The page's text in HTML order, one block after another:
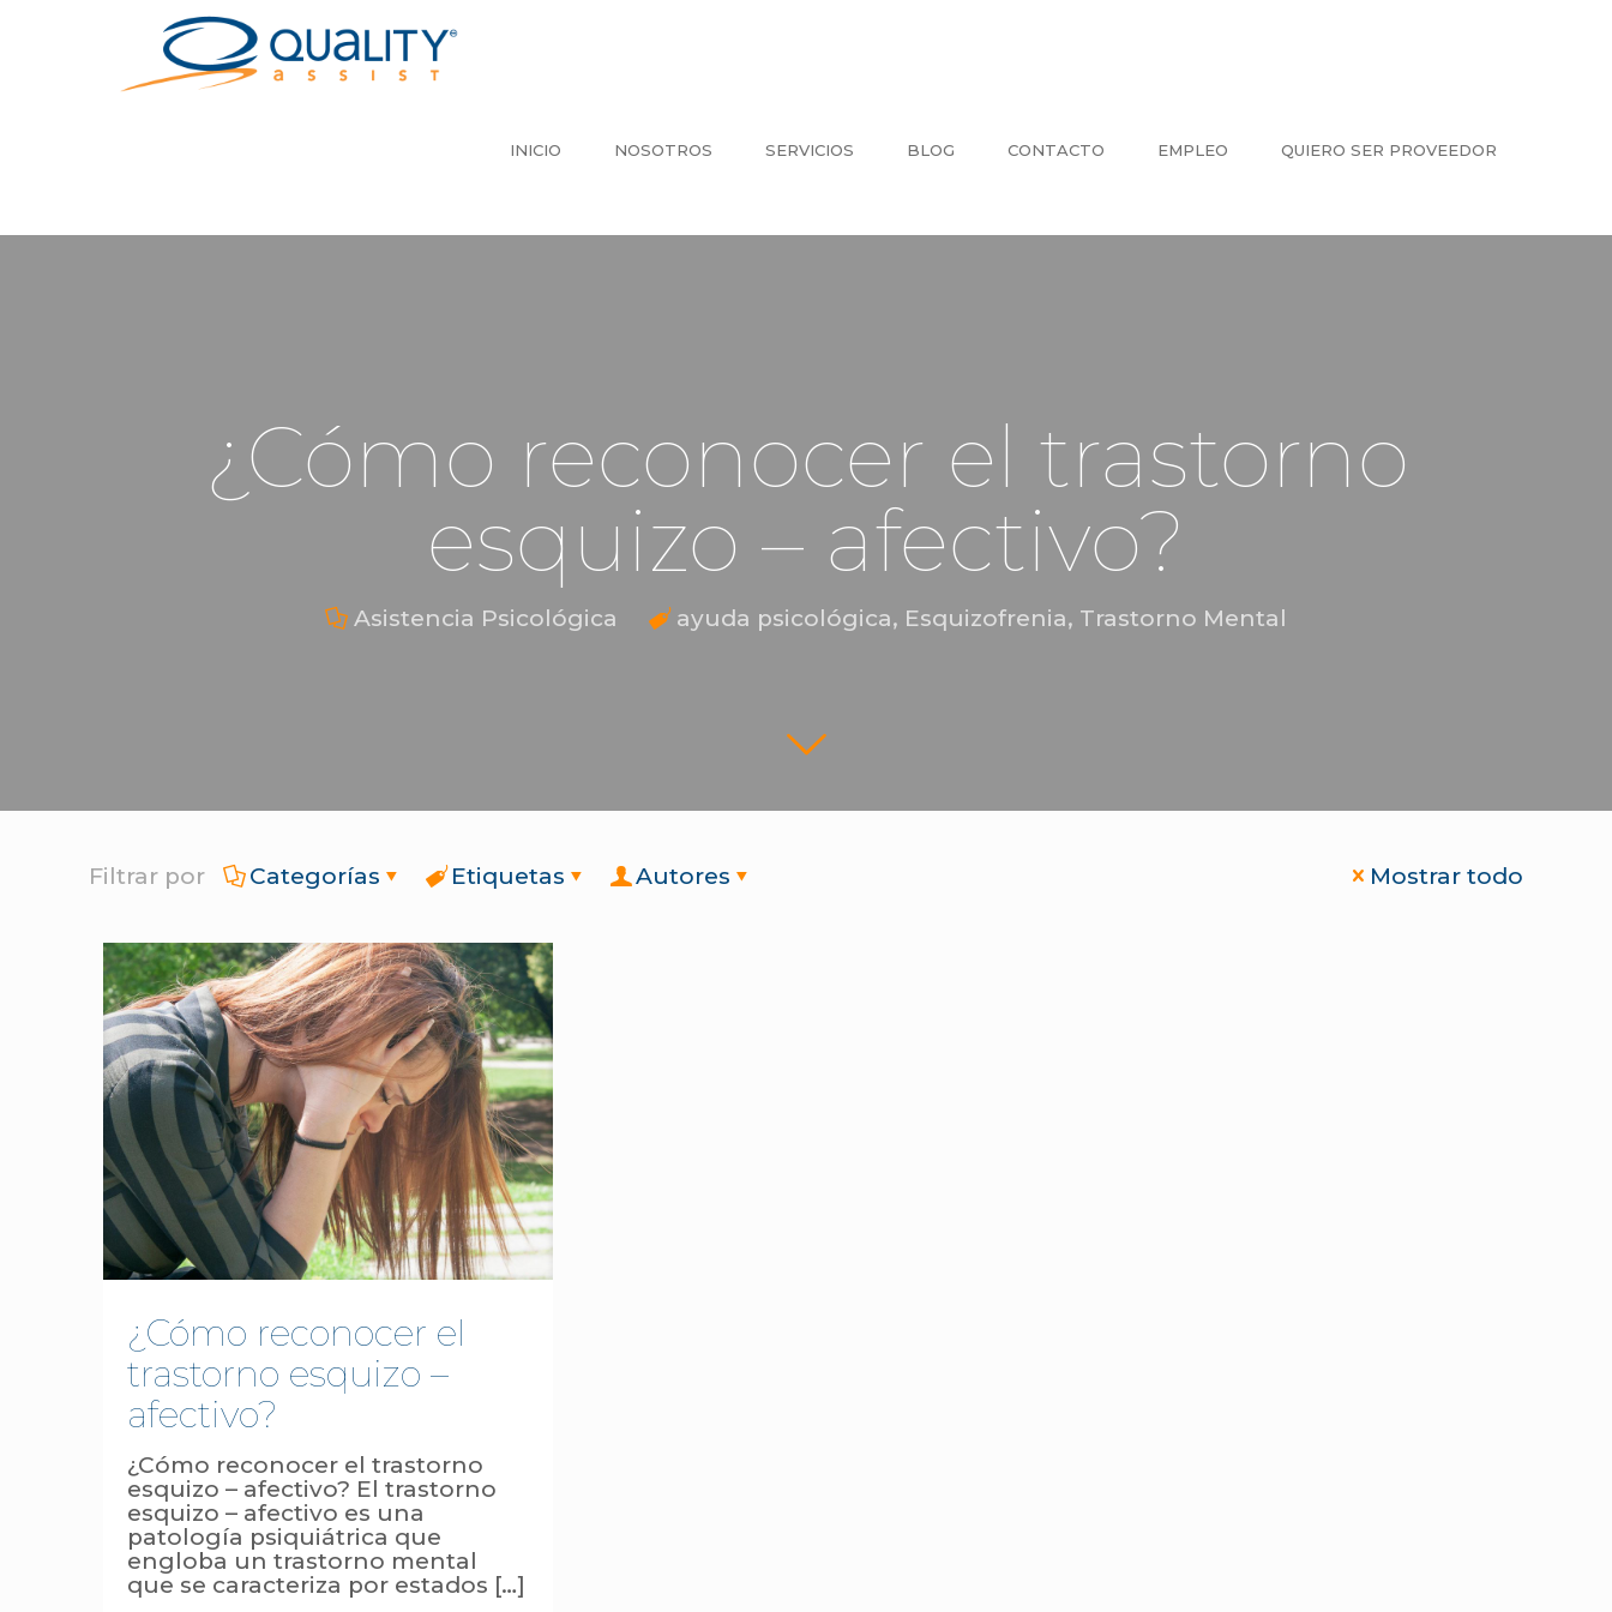
INICIO NOSOTROS SERVICIOS BLOG CONTACTO EMPLEO QUIERO SER PROVEEDOR
¿Cómo reconocer el trastorno
esquizo – afectivo?
Asistencia Psicológica ayuda psicológica, Esquizofrenia, Trastorno Mental
Filtrar por Categorías Etiquetas Autores Mostrar todo
¿Cómo reconocer el
trastorno esquizo –
afectivo?
¿Cómo reconocer el trastorno
esquizo – afectivo? El trastorno
esquizo – afectivo es una
patología psiquiátrica que
engloba un trastorno mental
que se caracteriza por estados […]